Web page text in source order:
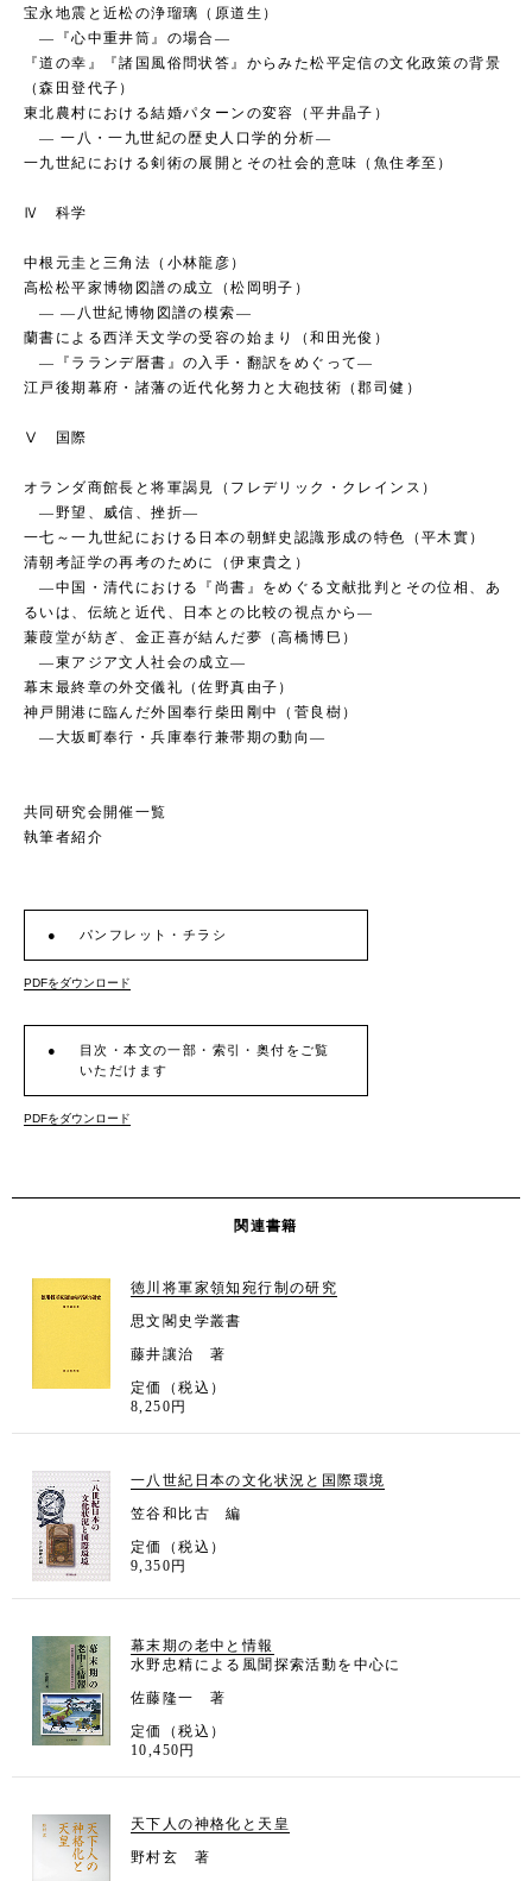
宝永地震と近松の浄瑠璃（原道生）
―『心中重井筒』の場合―
『道の幸』『諸国風俗問状答』からみた松平定信の文化政策の背景
（森田登代子）
東北農村における結婚パターンの変容（平井晶子）
― 一八・一九世紀の歴史人口学的分析―
一九世紀における剣術の展開とその社会的意味（魚住孝至）
Ⅳ 科学
中根元圭と三角法（小林龍彦）
高松松平家博物図譜の成立（松岡明子）
― ―八世紀博物図譜の模索―
蘭書による西洋天文学の受容の始まり（和田光俊）
―『ラランデ暦書』の入手・翻訳をめぐって―
江戸後期幕府・諸藩の近代化努力と大砲技術（郡司健）
Ⅴ 国際
オランダ商館長と将軍謁見（フレデリック・クレインス）
―野望、威信、挫折―
一七～一九世紀における日本の朝鮮史認識形成の特色（平木實）
清朝考証学の再考のために（伊東貴之）
―中国・清代における『尚書』をめぐる文献批判とその位相、あ
るいは、伝統と近代、日本との比較の視点から―
蒹葭堂が紡ぎ、金正喜が結んだ夢（高橋博巳）
―東アジア文人社会の成立―
幕末最終章の外交儀礼（佐野真由子）
神戸開港に臨んだ外国奉行柴田剛中（菅良樹）
―大坂町奉行・兵庫奉行兼帯期の動向―
共同研究会開催一覧
執筆者紹介
パンフレット・チラシ
PDFをダウンロード
目次・本文の一部・索引・奥付をご覧
いただけます
PDFをダウンロード
関連書籍
徳川将軍家領知宛行制の研究
思文閣史学叢書
藤井讓治 著
定価（税込）
8,250円
一八世紀日本の文化状況と国際環境
笠谷和比古 編
定価（税込）
9,350円
幕末期の老中と情報
水野忠精による風聞探索活動を中心に
佐藤隆一 著
定価（税込）
10,450円
天下人の神格化と天皇
野村玄 著